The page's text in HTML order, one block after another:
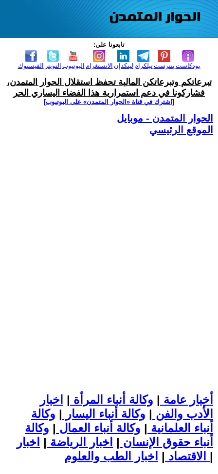
تابعونا على:
الفيسبوك التويتر اليوتيوب الانستغرام لينكدإن تيلكرامبنترست بودكاست
تبرعاتكم وتبرعاتكن المالية تحفظ استقلال الحوار المتمدن،
فشاركونا في دعم استمرارية هذا الفضاء اليساري الحر
[اشترك في قناة ‫«الحوار المتمدن» على اليوتيوب]
الحوار المتمدن - موبايل
الموقع الرئيسي
أخبار عامة | وكالة أنباء المرأة | اخبار
الأدب والفن | وكالة أنباء اليسار | وكالة
أنباء العلمانية | وكالة أنباء العمال | وكالة
أنباء حقوق الإنسان | اخبار الرياضة | اخبار
الاقتصاد | |